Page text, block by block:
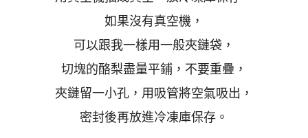
如果沒有真空機，
可以跟我一樣用一般夾鏈袋，
切塊的酪梨盡量平鋪，不要重疊，
夾鏈留一小孔，用吸管將空氣吸出，
密封後再放進冷凍庫保存。